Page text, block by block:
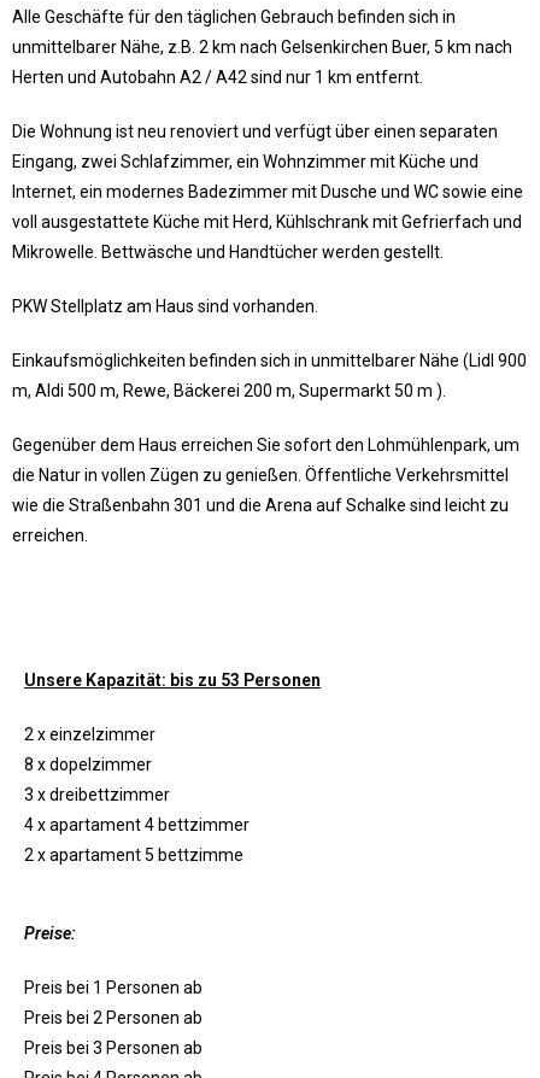
Alle Geschäfte für den täglichen Gebrauch befinden sich in
unmittelbarer Nähe, z.B. 2 km nach Gelsenkirchen Buer, 5 km nach
Herten und Autobahn A2 / A42 sind nur 1 km entfernt.
Die Wohnung ist neu renoviert und verfügt über einen separaten
Eingang, zwei Schlafzimmer, ein Wohnzimmer mit Küche und
Internet, ein modernes Badezimmer mit Dusche und WC sowie eine
voll ausgestattete Küche mit Herd, Kühlschrank mit Gefrierfach und
Mikrowelle. Bettwäsche und Handtücher werden gestellt.
PKW Stellplatz am Haus sind vorhanden.
Einkaufsmöglichkeiten befinden sich in unmittelbarer Nähe (Lidl 900
m, Aldi 500 m, Rewe, Bäckerei 200 m, Supermarkt 50 m ).
Gegenüber dem Haus erreichen Sie sofort den Lohmühlenpark, um
die Natur in vollen Zügen zu genießen. Öffentliche Verkehrsmittel
wie die Straßenbahn 301 und die Arena auf Schalke sind leicht zu
erreichen.
Unsere Kapazität: bis zu 53 Personen
2 x einzelzimmer
8 x dopelzimmer
3 x dreibettzimmer
4 x apartament 4 bettzimmer
2 x apartament 5 bettzimme
Preise:
Preis bei 1 Personen ab
Preis bei 2 Personen ab
Preis bei 3 Personen ab